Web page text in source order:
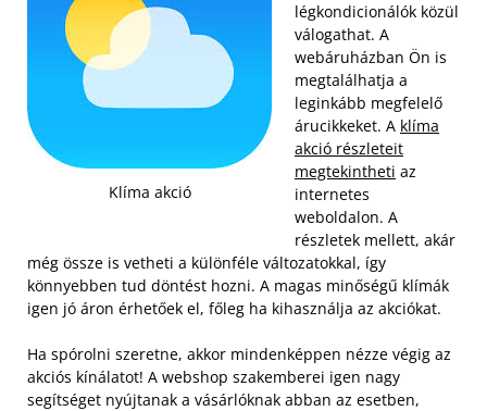
Klíma akció
légkondicionálók közül
válogathat. A
webáruházban Ön is
megtalálhatja a
leginkább megfelelő
árucikkeket. A klíma
akció részleteit
megtekintheti az
internetes
weboldalon. A
részletek mellett, akár
még össze is vetheti a különféle változatokkal, így
könnyebben tud döntést hozni. A magas minőségű klímák
igen jó áron érhetőek el, főleg ha kihasználja az akciókat.
Ha spórolni szeretne, akkor mindenképpen nézze végig az
akciós kínálatot! A webshop szakemberei igen nagy
segítséget nyújtanak a vásárlóknak abban az esetben,